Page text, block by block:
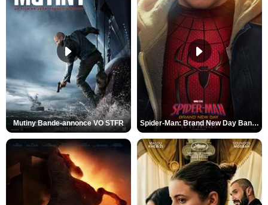
Mutiny Bande-annonce VO STFR Spider-Man: Brand New Day Bande-annonce VO STFR